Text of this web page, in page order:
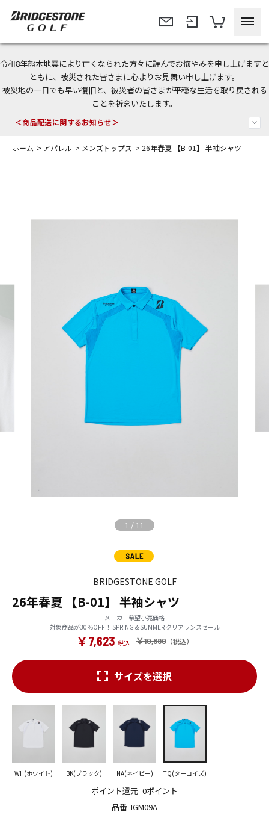
令和8年熊本地震により亡くなられた方々に謹んでお悔やみを申し上げますと
ともに、被災された皆さまに心よりお見舞い申し上げます。
被災地の一日でも早い復旧と、被災者の皆さまが平穏な生活を取り戻される
ことを祈念いたします。
今なら新規会員登録で1,000円OFFクーポンプレゼント！
＜商品配送に関するお知らせ＞
＜夏季休暇中のご注文・発送・お問い合わせ＞
ホーム > アパレル > メンズトップス > 26年春夏 【B-01】 半袖シャツ
1 / 11
BRIDGESTONE GOLF
26年春夏 【B-01】 半袖シャツ
メーカー希望小売価格
対象商品が30％OFF！ SPRING & SUMMER クリアランスセール
￥10,890
￥7,623
品番 IGM09A
ポイント還元 0ポイント
サイズを選択
WH(ホワイト) BK(ブラック) NA(ネイビー) TQ(ターコイズ)